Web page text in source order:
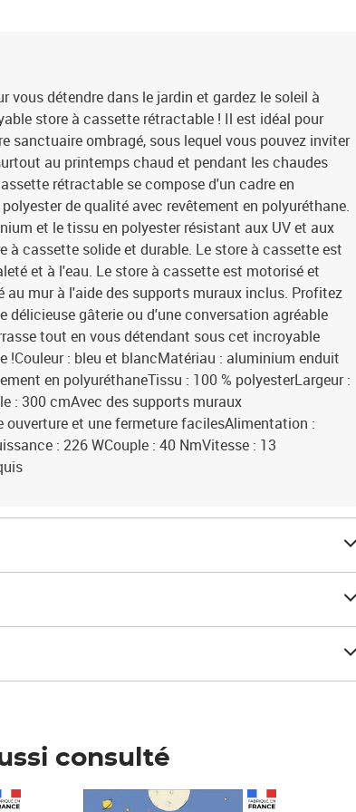
vous détendre dans le jardin et gardez le soleil à
store à cassette rétractable ! Il est idéal pour
sanctuaire ombragé, sous lequel vous pouvez inviter
au printemps chaud et pendant les chaudes
rétractable se compose d'un cadre en
de qualité avec revêtement en polyuréthane.
et le tissu en polyester résistant aux UV et aux
à cassette solide et durable. Le store à cassette est
et à l'eau. Le store à cassette est motorisé et
mur à l'aide des supports muraux inclus. Profitez
délicieuse gâterie ou d'une conversation agréable
tout en vous détendant sous cet incroyable
!Couleur : bleu et blancMatériau : aluminium enduit
en polyuréthaneTissu : 100 % polyesterLargeur :
: 300 cmAvec des supports muraux
ouverture et une fermeture facilesAlimentation :
: 226 WCouple : 40 NmVitesse : 13
consulté
Prix 7,50€